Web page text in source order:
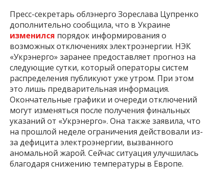
Пресс-секретарь облэнерго Зореслава Цупренко
дополнительно сообщила, что в Украине
изменился порядок информирования о
возможных отключениях электроэнергии. НЭК
«Укрэнерго» заранее предоставляет прогноз на
следующие сутки, который операторы систем
распределения публикуют уже утром. При этом
это лишь предварительная информация.
Окончательные графики и очереди отключений
могут изменяться после получения финальных
указаний от «Укрэнерго». Она также заявила, что
на прошлой неделе ограничения действовали из-
за дефицита электроэнергии, вызванного
аномальной жарой. Сейчас ситуация улучшилась
благодаря снижению температуры в Европе.